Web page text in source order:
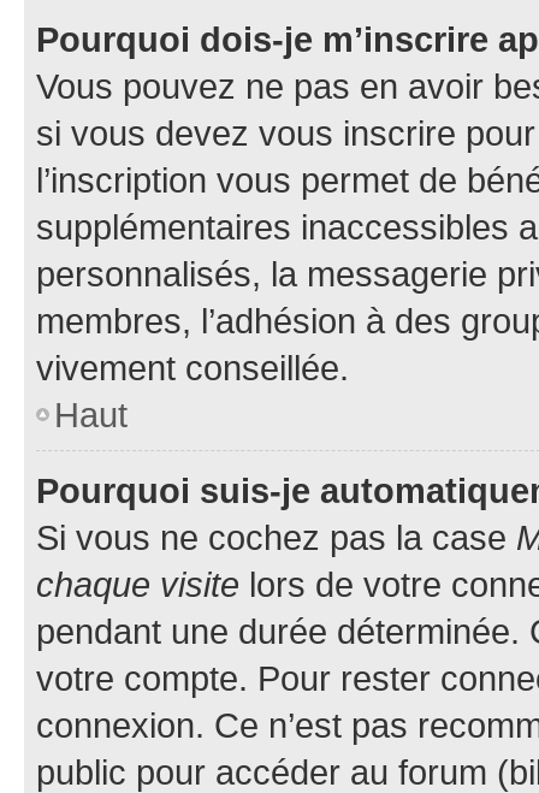
Pourquoi dois-je m’inscrire
Vous pouvez ne pas en avoir
si vous devez vous inscrire
l’inscription vous permet de
supplémentaires inaccessibles
personnalisés, la messagerie
membres, l’adhésion à des
vivement conseillée.
Haut
Pourquoi suis-je
Si vous ne cochez pas la case
chaque visite lors de votre
pendant une durée déterminée.
votre compte. Pour rester
connexion. Ce n’est pas
public pour accéder au forum